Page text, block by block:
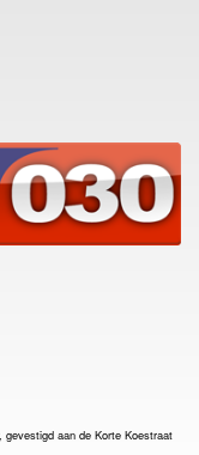
aan de Korte Koestraat